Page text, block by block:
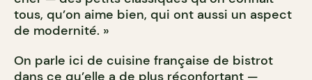
tous, qu’on aime bien, qui ont aussi un aspect
de modernité. »
On parle ici de cuisine française de bistrot
dans ce qu’elle a de plus réconfortant —